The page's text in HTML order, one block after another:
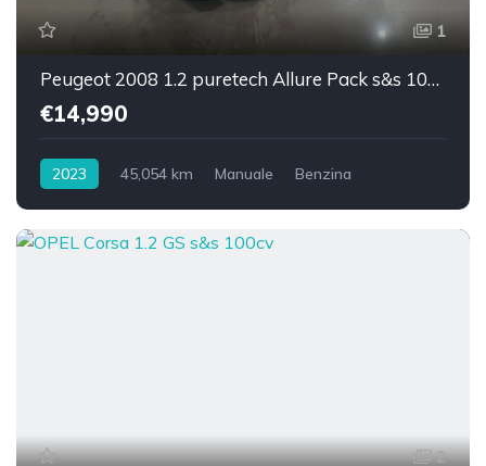
1
Peugeot 2008 1.2 puretech Allure Pack s&s 100cv
€14,990
2023 45,054 km Manuale
Benzina
2